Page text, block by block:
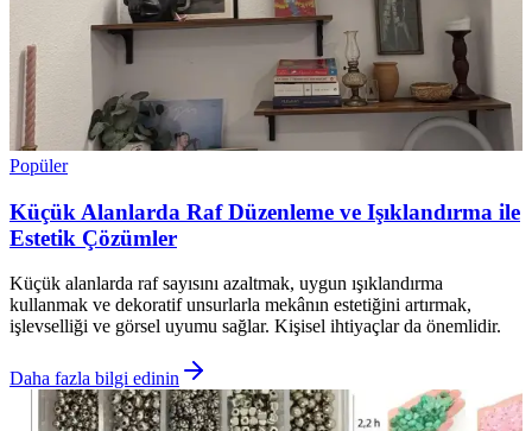
Popüler
Küçük Alanlarda Raf Düzenleme ve Işıklandırma ile
Estetik Çözümler
Küçük alanlarda raf sayısını azaltmak, uygun ışıklandırma
kullanmak ve dekoratif unsurlarla mekânın estetiğini artırmak,
işlevselliği ve görsel uyumu sağlar. Kişisel ihtiyaçlar da önemlidir.
Daha fazla bilgi edinin